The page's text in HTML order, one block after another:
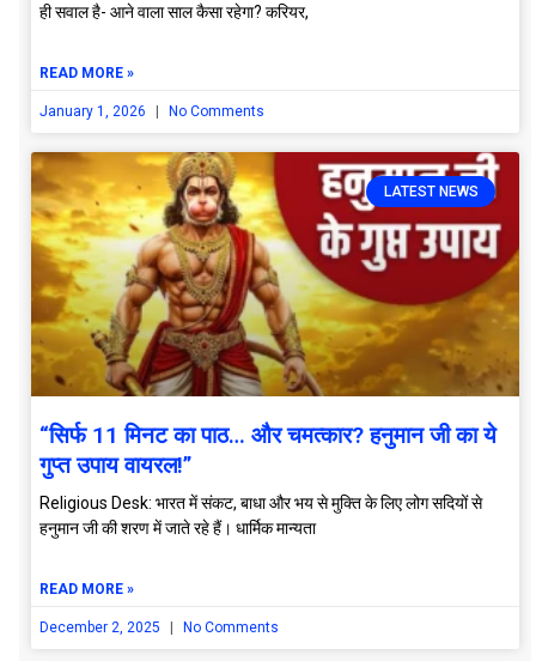
ही सवाल है- आने वाला साल कैसा रहेगा? करियर,
READ MORE »
January 1, 2026 No Comments
LATEST NEWS
“सिर्फ 11 मिनट का पाठ… और चमत्कार? हनुमान जी का ये
गुप्त उपाय वायरल!”
Religious Desk: भारत में संकट, बाधा और भय से मुक्ति के लिए लोग सदियों से
हनुमान जी की शरण में जाते रहे हैं। धार्मिक मान्यता
READ MORE »
December 2, 2025 No Comments